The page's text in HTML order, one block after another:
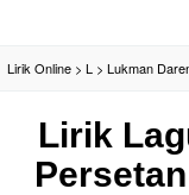
Lirik Online > L > Lukman
Lirik